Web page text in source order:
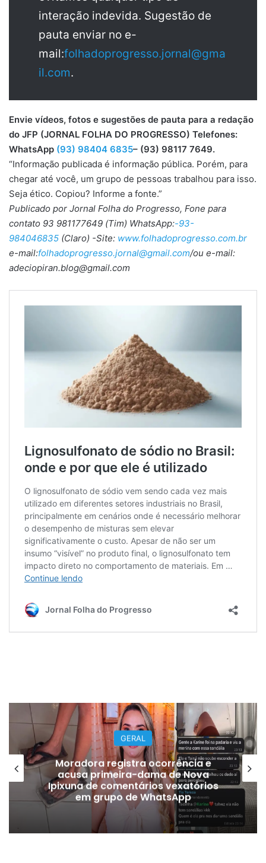
interação indevida. Sugestão de
pauta enviar no e-
mail:folhadoprogresso.jornal@gma
il.com.
Envie vídeos, fotos e sugestões de pauta para a redação
do JFP (JORNAL FOLHA DO PROGRESSO) Telefones:
WhatsApp (93) 98404 6835– (93) 98117 7649.
“Informação publicada é informação pública. Porém, para
chegar até você, um grupo de pessoas trabalhou para isso.
Seja ético. Copiou? Informe a fonte.”
Publicado por Jornal Folha do Progresso, Fone para
contato 93 981177649 (Tim) WhatsApp:-93-
984046835 (Claro) -Site: www.folhadoprogresso.com.br
e-mail:folhadoprogresso.jornal@gmail.com/ou e-mail:
adeciopiran.blog@gmail.com
GERAL
Moradora registra ocorrência e
acusa primeira-dama de Nova
Ipixuna de comentários vexatórios
em grupo de WhatsApp